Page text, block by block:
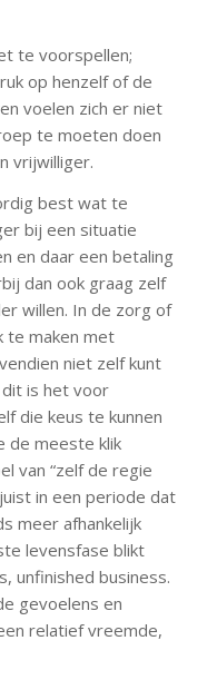
te voorspellen;
op henzelf of de
voelen zich er niet
te moeten doen
vrijwilliger.
best wat te
bij een situatie
en daar een betaling
dan ook graag zelf
willen. In de zorg of
te maken met
niet zelf kunt
is het voor
die keus te kunnen
de meeste klik
van “zelf de regie
in een periode dat
meer afhankelijk
levensfase blikt
unfinished business.
gevoelens en
relatief vreemde,